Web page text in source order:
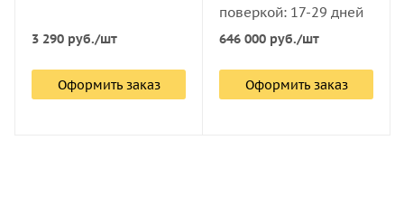
3 290 руб./шт
Оформить заказ
поверкой: 17-29 дней
646 000 руб./шт
Оформить заказ